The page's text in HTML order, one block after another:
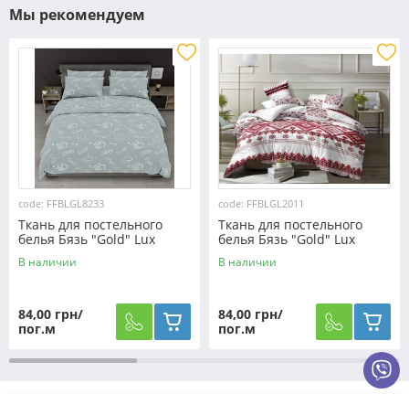
Мы рекомендуем
code: FFBLGL8233
Ткань для постельного
белья Бязь "Gold" Lux
GL8233
В наличии
84,00 грн/
пог.м
code: FFBLGL2011
Ткань для постельного
белья Бязь "Gold" Lux
"Украинский орнамент"
GL2011
В наличии
84,00 грн/
пог.м